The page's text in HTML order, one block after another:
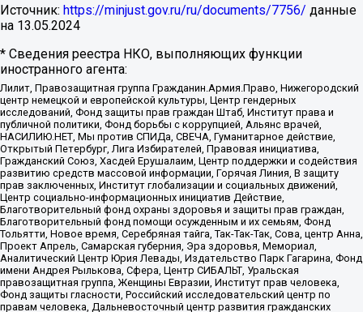
Источник: https://minjust.gov.ru/ru/documents/7756/ данные
на 13.05.2024
* Сведения реестра НКО, выполняющих функции
иностранного агента:
Лилит, Правозащитная группа Гражданин.Армия.Право, Нижегородский
центр немецкой и европейской культуры, Центр гендерных
исследований, Фонд защиты прав граждан Штаб, Институт права и
публичной политики, Фонд борьбы с коррупцией, Альянс врачей,
НАСИЛИЮ.НЕТ, Мы против СПИДа, СВЕЧА, Гуманитарное действие,
Открытый Петербург, Лига Избирателей, Правовая инициатива,
Гражданский Союз, Хасдей Ерушалаим, Центр поддержки и содействия
развитию средств массовой информации, Горячая Линия, В защиту
прав заключенных, Институт глобализации и социальных движений,
Центр социально-информационных инициатив Действие,
Благотворительный фонд охраны здоровья и защиты прав граждан,
Благотворительный фонд помощи осужденным и их семьям, Фонд
Тольятти, Новое время, Серебряная тайга, Так-Так-Так, Сова, центр Анна,
Проект Апрель, Самарская губерния, Эра здоровья, Мемориал,
Аналитический Центр Юрия Левады, Издательство Парк Гагарина, Фонд
имени Андрея Рылькова, Сфера, Центр СИБАЛЬТ, Уральская
правозащитная группа, Женщины Евразии, Институт прав человека,
Фонд защиты гласности, Российский исследовательский центр по
правам человека, Дальневосточный центр развития гражданских